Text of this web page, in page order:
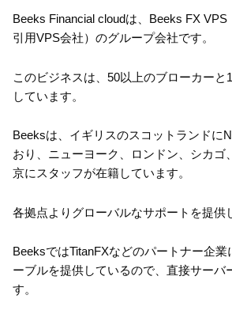
Beeks Financial cloudは、Beeks FX VPS
引用VPS会社）のグループ会社です。
このビジネスは、50以上のブローカーと
しています。
Beeksは、イギリスのスコットランドに
おり、ニューヨーク、ロンドン、シカゴ
京にスタッフが在籍しています。
各拠点よりグローバルなサポートを提供
BeeksではTitanFXなどのパートナー企
ーブルを提供しているので、直接サーバ
す。